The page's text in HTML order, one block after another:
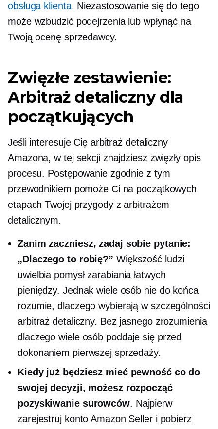
obsługa klienta. Niezastosowanie się do tego
może wzbudzić podejrzenia lub wpłynąć na
Twoją ocenę sprzedawcy.
Zwięzłe zestawienie:
Arbitraż detaliczny dla
początkujących
Jeśli interesuje Cię arbitraż detaliczny
Amazona, w tej sekcji znajdziesz zwięzły opis
procesu. Postępowanie zgodnie z tym
przewodnikiem pomoże Ci na początkowych
etapach Twojej przygody z arbitrażem
detalicznym.
Zanim zaczniesz, zadaj sobie pytanie:
„Dlaczego to robię?” Większość ludzi
uwielbia pomysł zarabiania łatwych
pieniędzy. Jednak wiele osób nie do końca
rozumie, dlaczego wybierają w szczególności
arbitraż detaliczny. Bez jasnego zrozumienia
dlaczego wiele osób poddaje się przed
dokonaniem pierwszej sprzedaży.
Kiedy już będziesz mieć pewność co do
swojej decyzji, możesz rozpocząć
pozyskiwanie surowców. Najpierw
zarejestruj konto Amazon Seller i pobierz